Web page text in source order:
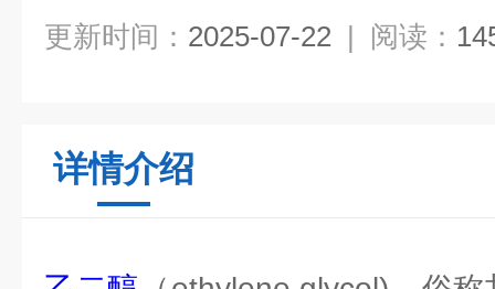
更新时间： 2025-07-22 | 阅读：
详情介绍